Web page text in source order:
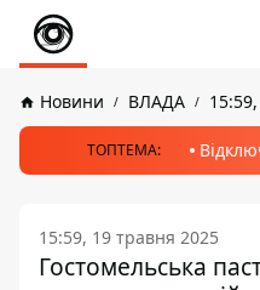
Новини ВЛАДА
ТОПТЕМА:
15:59, 19 травня 2025
Гостомельська